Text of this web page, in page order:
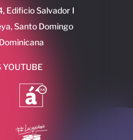
Edificio Salvador I
Santo Domingo